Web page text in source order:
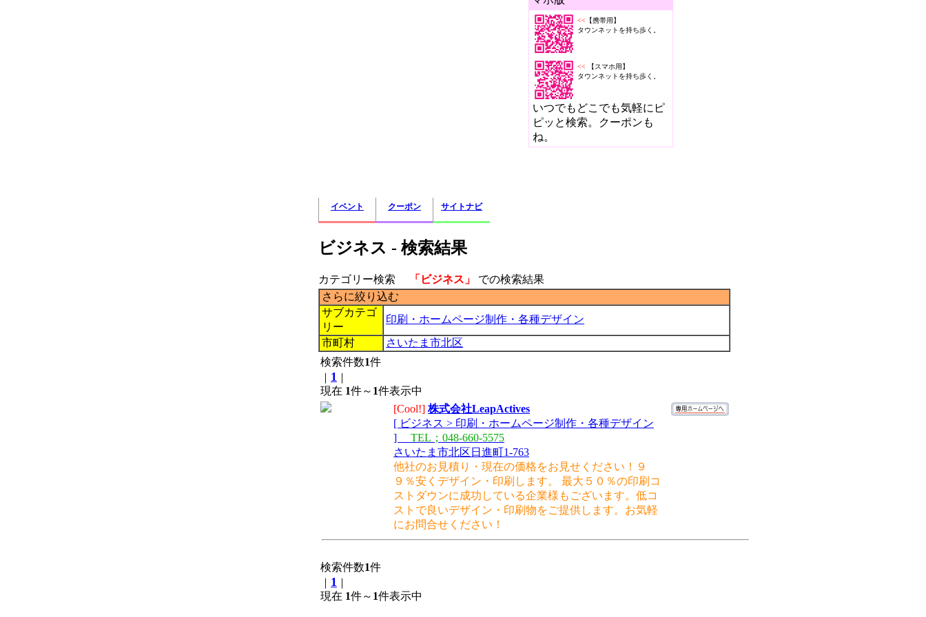
<< 【携帯用】
タウンネットを持ち歩く。
<< 【スマホ用】
タウンネットを持ち歩く。
いつでもどこでも気軽にピ
ピッと検索。クーポンも
ね。
イベント クーポン サイトナビ
ビジネス - 検索結果
カテゴリー検索 「ビジネス」 での検索結果
さらに絞り込む
サブカテゴ
リー
印刷・ホームページ制作・各種デザイン
市町村
さいたま市北区
検索件数1件
1
現在 1件～ 1件表示中
[Cool!] 株式会社LeapActives
[ ビジネス > 印刷・ホームページ制作・各種デザイン
] TEL；048-660-5575
さいたま市北区日進町1-763
他社のお見積り・現在の価格をお見せください！９
９％安くデザイン・印刷します。 最大５０％の印刷コ
ストダウンに成功している企業様もございます。低コ
ストで良いデザイン・印刷物をご提供します。お気軽
にお問合せください！
検索件数1件
1
現在 1件～ 1件表示中